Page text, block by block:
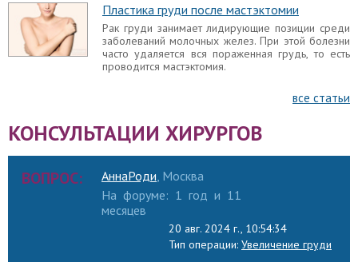
Все чаще девушки обращаются к пластическому
хирургу с целью получения более мужественной
внешности. В России операции по смене пола
запрещены, поэтому для улучшения эстетики
груди некоторые врачи проводят
Среди разных видов маммопластики
эндопротезирование молочных желез наиболее
распространено. Эндопротезирование груди –
устанавливаются эндопротезы для увеличения
размера молочных желез и изменения их
формы. Учитываются пожелания женщины,
состояние здоровья и медицинские показания
при выборе эндопротезов. Они отличается по
профилю, текстуре, объему, форме. Чтобы
Пластика груди после мастэктомии
Рак груди занимает лидирующие позиции среди
заболеваний молочных желез. При этой болезни
часто удаляется вся пораженная грудь, то есть
проводится мастэктомия.
все статьи
КОНСУЛЬТАЦИИ ХИРУРГОВ
ВОПРОС: АннаРоди, Москва
На форуме: 1 год и 11
месяцев
20 авг. 2024 г., 10:54:34
Тип операции: Увеличение груди